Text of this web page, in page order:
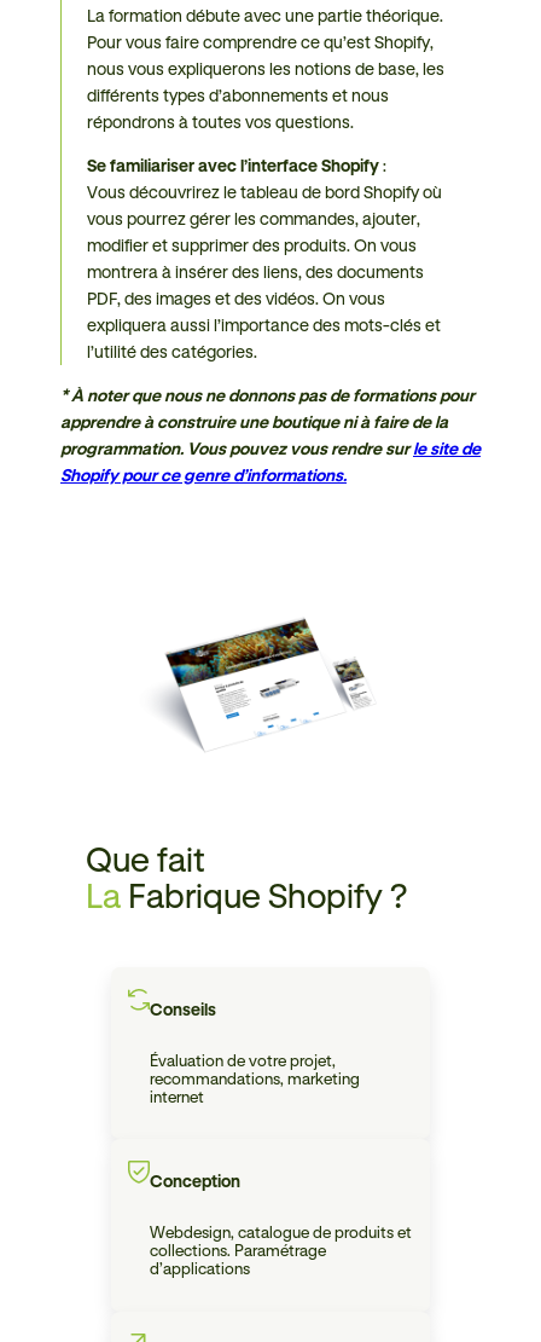
La formation débute avec une partie théorique.
Pour vous faire comprendre ce qu’est Shopify,
nous vous expliquerons les notions de base, les
différents types d’abonnements et nous
répondrons à toutes vos questions.
Se familiariser avec l’interface Shopify:
Vous découvrirez le tableau de bord Shopify où
vous pourrez gérer les commandes, ajouter,
modifier et supprimer des produits. On vous
montrera à insérer des liens, des documents
PDF, des images et des vidéos. On vous
expliquera aussi l’importance des mots-clés et
l’utilité des catégories.
* À noter que nous ne donnons pas de formations pour
apprendre à construire une boutique ni à faire de la
programmation. Vous pouvez vous rendre surle site de
Shopify pour ce genre d’informations.
Que fait
La Fabrique Shopify ?
Conseils
Évaluation de votre projet,
recommandations, marketing
internet
Conception
Webdesign, catalogue de produits et
collections. Paramétrage
d’applications